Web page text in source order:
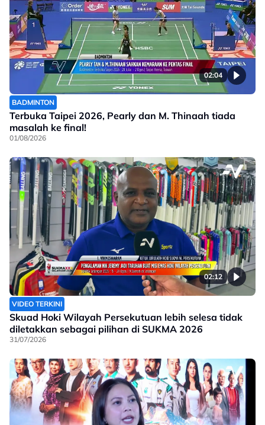
02:04
BADMINTON
Terbuka Taipei 2026, Pearly dan M. Thinaah tiada
masalah ke final!
01/08/2026
02:12
VIDEO TERKINI
Skuad Hoki Wilayah Persekutuan lebih selesa tidak
diletakkan sebagai pilihan di SUKMA 2026
31/07/2026